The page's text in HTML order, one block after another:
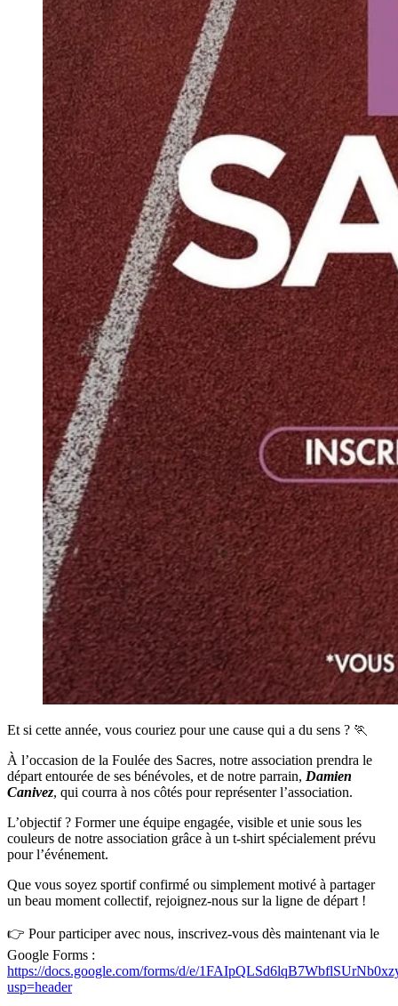
Et si cette année, vous couriez pour une cause qui a du sens ? 🏃
À l’occasion de la Foulée des Sacres, notre association prendra le
départ entourée de ses bénévoles, et de notre parrain, Damien
Canivez, qui courra à nos côtés pour représenter l’association.
L’objectif ? Former une équipe engagée, visible et unie sous les
couleurs de notre association grâce à un t-shirt spécialement prévu
pour l’événement.
Que vous soyez sportif confirmé ou simplement motivé à partager
un beau moment collectif, rejoignez-nous sur la ligne de départ !
👉 Pour participer avec nous, inscrivez-vous dès maintenant via le
Google Forms :
https://docs.google.com/forms/d/e/
usp=header